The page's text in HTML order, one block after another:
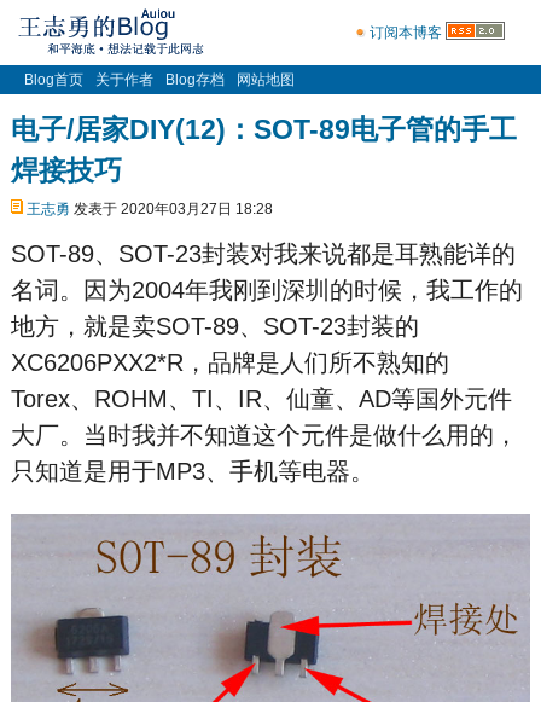
订阅本博客
Blog首页 关于作者 Blog存档 网站地图
电子/居家DIY(12)：SOT-89电子管的手工
焊接技巧
王志勇 发表于 2020年03月27日 18:28
SOT-89、SOT-23封装对我来说都是耳熟能详的
名词。因为2004年我刚到深圳的时候，我工作的
地方，就是卖SOT-89、SOT-23封装的
XC6206PXX2*R，品牌是人们所不熟知的
Torex、ROHM、TI、IR、仙童、AD等国外元件
大厂。当时我并不知道这个元件是做什么用的，
只知道是用于MP3、手机等电器。